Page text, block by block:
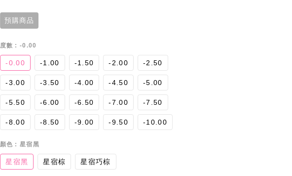
預購商品
度數 : -0.00
-0.00 -1.00 -1.50 -2.00 -2.50
-3.00 -3.50 -4.00 -4.50 -5.00
-5.50 -6.00 -6.50 -7.00 -7.50
-8.00 -8.50 -9.00 -9.50 -10.00
顏色 : 星宿黑
星宿黑 星宿棕 星宿巧棕